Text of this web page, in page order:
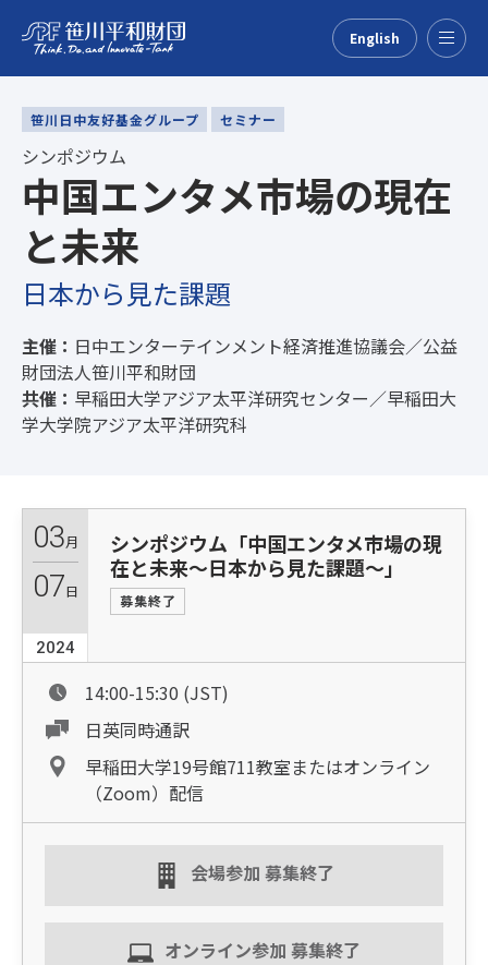
English
笹川日中友好基金グループ セミナー
シンポジウム
中国エンタメ市場の現在
と未来
日本から見た課題
主催： 日中エンターテインメント経済推進協議会／公益
財団法人笹川平和財団
共催： 早稲田大学アジア太平洋研究センター／早稲田大
学大学院アジア太平洋研究科
03月
07日
2024
シンポジウム「中国エンタメ市場の現
在と未来〜日本から見た課題〜」
募集終了
14:00-15:30 (JST)
日英同時通訳
早稲田大学19号館711教室またはオンライン
（Zoom）配信
会場参加 募集終了
オンライン参加 募集終了